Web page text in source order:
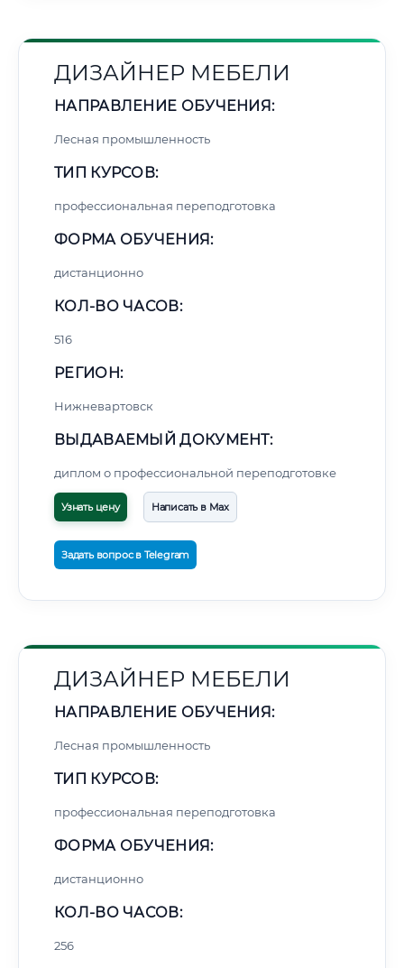
ДИЗАЙНЕР МЕБЕЛИ
НАПРАВЛЕНИЕ ОБУЧЕНИЯ:
Лесная промышленность
ТИП КУРСОВ:
профессиональная переподготовка
ФОРМА ОБУЧЕНИЯ:
дистанционно
КОЛ-ВО ЧАСОВ:
516
РЕГИОН:
Нижневартовск
ВЫДАВАЕМЫЙ ДОКУМЕНТ:
диплом о профессиональной переподготовке
Узнать цену Написать в Max
Задать вопрос в Telegram
ДИЗАЙНЕР МЕБЕЛИ
НАПРАВЛЕНИЕ ОБУЧЕНИЯ:
Лесная промышленность
ТИП КУРСОВ:
профессиональная переподготовка
ФОРМА ОБУЧЕНИЯ:
дистанционно
КОЛ-ВО ЧАСОВ:
256